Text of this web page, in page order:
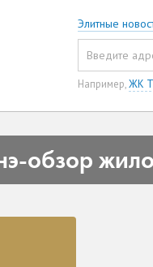
Элитные
Например,ЖК
обзор